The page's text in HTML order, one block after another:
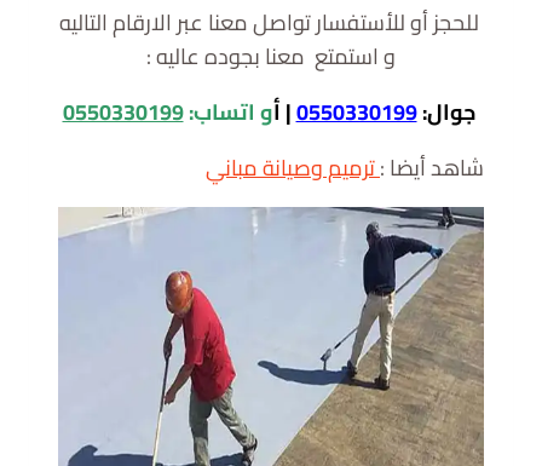
للحجز أو للأستفسار تواصل معنا عبر الارقام التاليه
و استمتع معنا بجوده عاليه :
جوال:0550330199
|أواتساب:0550330199
شاهد أيضا :ترميم وصيانة مباني